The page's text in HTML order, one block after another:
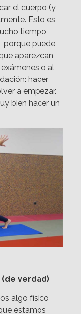
el cuerpo (y
Esto es
tiempo
porque puede
aparezcan
o al
hacer
a empezar.
bien hacer un
verdad)
algo físico
estamos